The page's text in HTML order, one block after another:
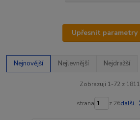
Upřesnit parametry
Nejnovější Nejlevnější Nejdražší
Zobrazuji 1-72 z 1811
strana z 26další